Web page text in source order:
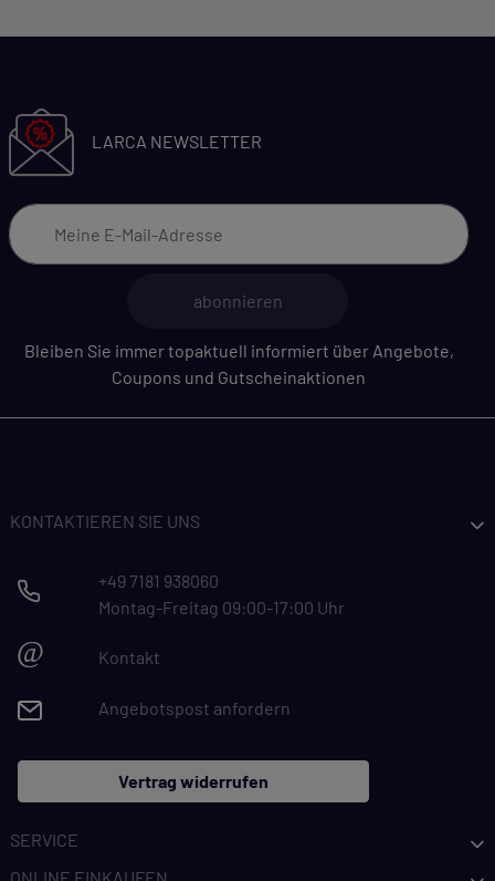
LARCA NEWSLETTER
abonnieren
Bleiben Sie immer topaktuell informiert über Angebote,
Coupons und Gutscheinaktionen
KONTAKTIEREN SIE UNS
+49 7181 938060
Montag-Freitag 09:00-17:00 Uhr
@ Kontakt
Angebotspost anfordern
Vertrag widerrufen
SERVICE
ONLINE EINKAUFEN